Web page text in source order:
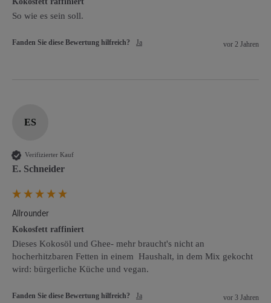
So wie es sein soll.
Fanden Sie diese Bewertung hilfreich? Ja vor 2 Jahren
ES
Verifizierter Kauf
E. Schneider
Allrounder
Kokosfett raffiniert
Dieses Kokosöl und Ghee- mehr braucht's nicht an
hocherhitzbaren Fetten in einem  Haushalt, in dem Mix gekocht
wird: bürgerliche Küche und vegan.
Fanden Sie diese Bewertung hilfreich? Ja vor 3 Jahren